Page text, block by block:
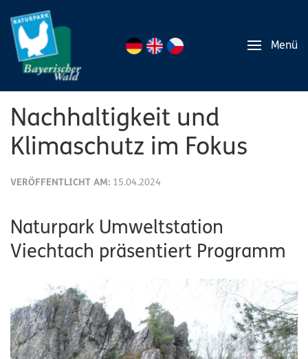
Menü
Nachhaltigkeit und
Klimaschutz im Fokus
VERÖFFENTLICHT AM: 15.04.2024
Naturpark Umweltstation
Viechtach präsentiert Programm